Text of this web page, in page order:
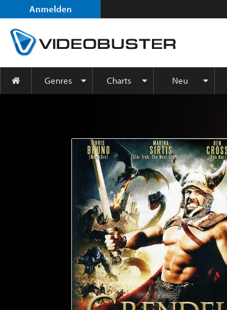
Anmelden
Genres Charts Neu